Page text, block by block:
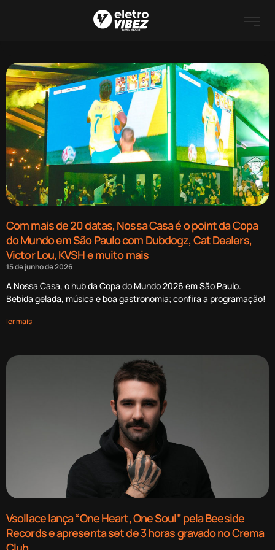
Com mais de 20 datas, Nossa Casa é o point da Copa
do Mundo em São Paulo com Dubdogz, Cat Dealers,
Victor Lou, KVSH e muito mais
15 de junho de 2026
A Nossa Casa, o hub da Copa do Mundo 2026 em São Paulo.
Bebida gelada, música e boa gastronomia; confira a programação!
ler mais
Vsollace lança “One Heart, One Soul” pela Beeside
Records e apresenta set de 3 horas gravado no Crema